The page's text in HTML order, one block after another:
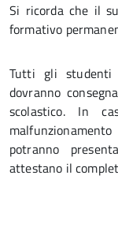
Si ricorda che il
formativo
Tutti gli studenti
dovranno
scolastico. In
potranno
attestano il